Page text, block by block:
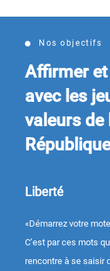
Nos objectifs
Affirmer
avec les
valeurs de
République
Liberté
«Démarrez votre
C’est par ces mots
rencontre à se saisir